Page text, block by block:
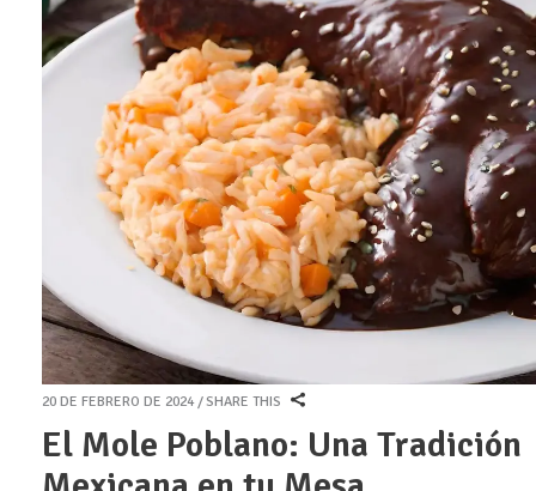
20 DE FEBRERO DE 2024 SHARE THIS
El Mole Poblano: Una Tradición